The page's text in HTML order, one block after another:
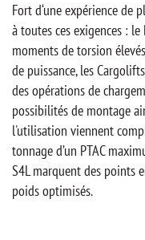
Fort d‘une expérience de
à toutes ces exigences :
moments de torsion
de puissance, les
des opérations de
possibilités de montage
l'utilisation viennent
tonnage d’un PTAC
S4L marquent des points
poids optimisés.